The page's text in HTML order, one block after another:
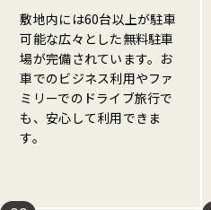
敷地内には60台以上が駐車
可能な広々とした無料駐車
場が完備されています。お
車でのビジネス利用やファ
ミリーでのドライブ旅行で
も、安心して利用できま
す。